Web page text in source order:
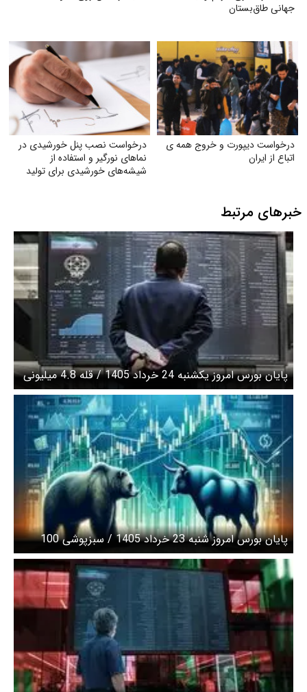
جهانی طاق‌بستان
درخواست دیپورت و خروج همه ی
اتباع از ایران
درخواست نصب پنل خورشیدی در
نماهای نورگیر و استفاده از
شیشه‌های خورشیدی برای تولید
خبرهای مرتبط
پایان بورس امروز یکشنبه 24 خرداد 1405 / قله 4.8 میلیونی
شاخص کل فتح شد
پایان بورس امروز شنبه 23 خرداد 1405 / سبزپوشی 100
درصدی بازار سهام